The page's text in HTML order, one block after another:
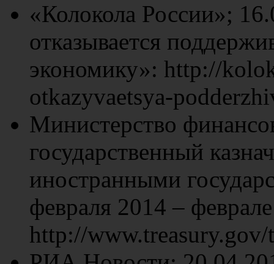
«Колокола России»;
отказывается
экономику»: http://
otkazyvaetsya-
Министерство
государственный
иностранными
февраля 2014 –
http://